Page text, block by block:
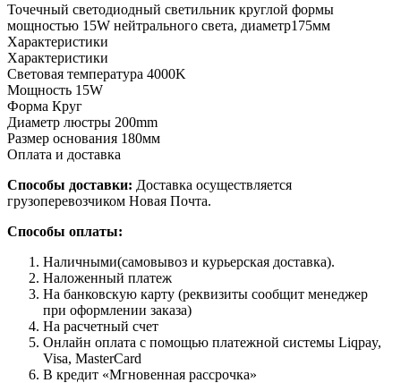
Точечный светодиодный светильник круглой формы
мощностью 15W нейтрального света, диаметр175мм
Характеристики
Характеристики
Cветовая температура 4000K
Мощность 15W
Форма Круг
Диаметр люстры 200mm
Размер основания 180мм
Оплата и доставка
Способы доставки: Доставка осуществляется
грузоперевозчиком Новая Почта.
Способы оплаты:
Наличными(самовывоз и курьерская доставка).
Наложенный платеж
На банковскую карту (реквизиты сообщит менеджер
при оформлении заказа)
На расчетный счет
Онлайн оплата с помощью платежной системы Liqpay,
Visa, MasterCard
В кредит «Мгновенная рассрочка»